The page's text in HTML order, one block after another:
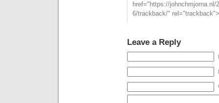
href="https://johnchmjorna.nl/
6/trackback/"
Leave a Reply